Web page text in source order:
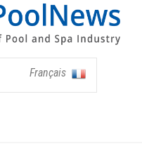
Français